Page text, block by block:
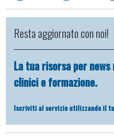
Resta aggiornato con noi!
La tua risorsa per
clinici e formazione.
Iscriviti al servizio utilizzando il